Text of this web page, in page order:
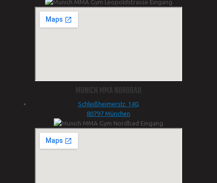
MUNICH MMA NORDBAD
Schleißheimerstr. 140,
80797 München